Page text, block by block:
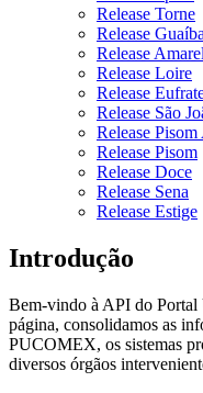
Release Torne
Release Guaíba
Release
Release Loire
Release
Release São
Release
Release Pisom
Release Doce
Release Sena
Release Estige
Introdução
Bem-vindo à API do
página, consolidamos as
PUCOMEX, os sistemas
diversos órgãos